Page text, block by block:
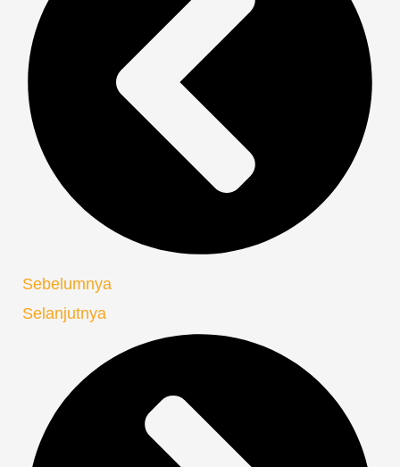
Sebelumnya
Selanjutnya